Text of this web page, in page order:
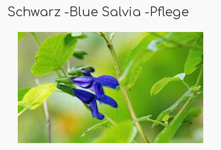
Schwarz -Blue Salvia -Pflege